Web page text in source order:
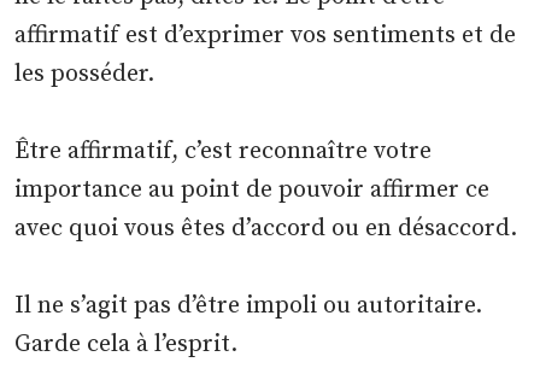
affirmatif est d’exprimer vos sentiments et de
les posséder.
Être affirmatif, c’est reconnaître votre
importance au point de pouvoir affirmer ce
avec quoi vous êtes d’accord ou en désaccord.
Il ne s’agit pas d’être impoli ou autoritaire.
Garde cela à l’esprit.